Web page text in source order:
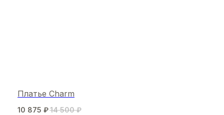
Платье Charm
10 875 ₽14 500 ₽